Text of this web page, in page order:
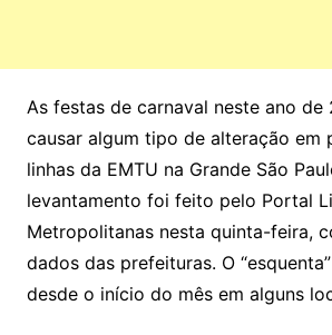
As festas de carnaval neste ano de
causar algum tipo de alteração em
linhas da EMTU na Grande São
levantamento foi feito pelo Portal
Metropolitanas nesta quinta-feira,
dados das prefeituras. O
desde o início do mês em alguns